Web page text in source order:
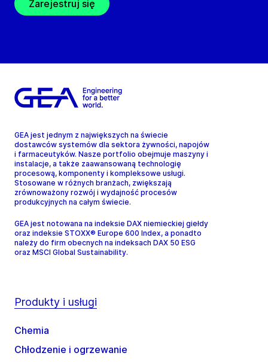
Zarejestruj się
GEA jest jednym z największych na świecie
dostawców systemów dla sektora żywności, napojów
i farmaceutyków. Nasze portfolio obejmuje maszyny i
instalacje, a także zaawansowaną technologię
procesową, komponenty i kompleksowe usługi.
Stosowane w różnych branżach, zwiększają
zrównoważony rozwój i wydajność procesów
produkcyjnych na całym świecie.
GEA jest notowana na indeksie DAX niemieckiej giełdy
oraz indeksie STOXX® Europe 600 Index, a ponadto
należy do firm obecnych na indeksach DAX 50 ESG
oraz MSCI Global Sustainability.
Produkty i usługi
Chemia
Chłodzenie i ogrzewanie